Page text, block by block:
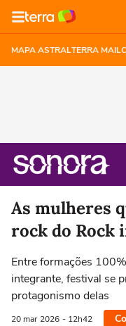
MAPA ASTRALTERRA MAIL
As mulheres
rock do Rock
Entre formações
integrante, festival se
protagonismo delas
20 mar 2026 - 12h42